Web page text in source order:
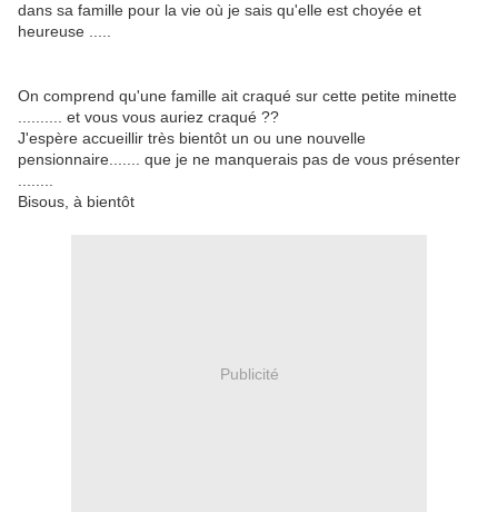
dans sa famille pour la vie où je sais qu'elle est choyée et
heureuse .....
On comprend qu'une famille ait craqué sur cette petite minette
.......... et vous vous auriez craqué ??
J'espère accueillir très bientôt un ou une nouvelle
pensionnaire....... que je ne manquerais pas de vous présenter
Bisous, à bientôt
Publicité